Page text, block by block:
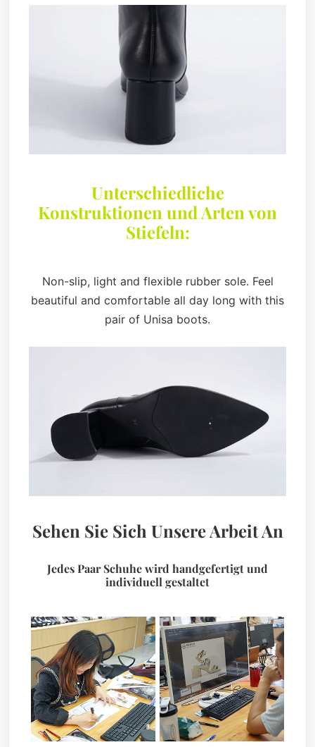
Unterschiedliche
Konstruktionen und Arten von
Stiefeln:
Non-slip, light and flexible rubber sole. Feel
beautiful and comfortable all day long with this
pair of Unisa boots.
Sehen Sie Sich Unsere Arbeit An
Jedes Paar Schuhe wird handgefertigt und
individuell gestaltet